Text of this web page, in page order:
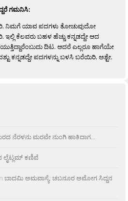
ಗಮನಿಸಿ:
ನಿಮಗೆ ಯಾವ ಪದಗಳು ತೋಚುವುದೋ
ಕೆಲವರು ಬಹಳ ಹೆಚ್ಚು ಕನ್ನಡದ್ದೇ ಆದ
ದಿಟ. ಆದರೆ ಎಲ್ಲರೂ ಹಾಗೆಯೇ
ಕನ್ನಡದ್ದೇ ಪದಗಳನ್ನು ಬಳಸಿ ಬರೆಯಿರಿ, ಅಶ್ಟೇ.
ನೆರಳನು ಮರವೇ ನುಂಗಿ ಹಾಕಿದಾಗ…
ಲೈಟ್ಲಮ್ ಕಣಿವೆ
ಬಾದಮಿ ಅಮವಾಸ್ಯೆ: ಚಬನೂರ ಅಮೋಗ ಸಿದ್ದನ